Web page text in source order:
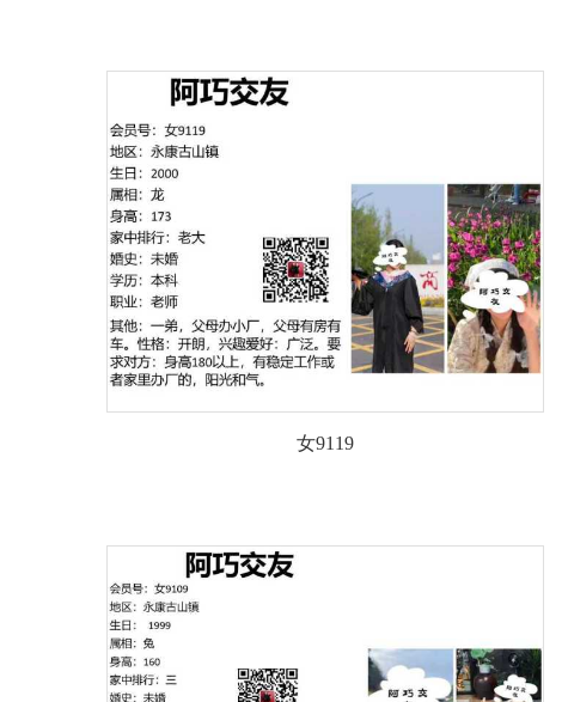
女9119